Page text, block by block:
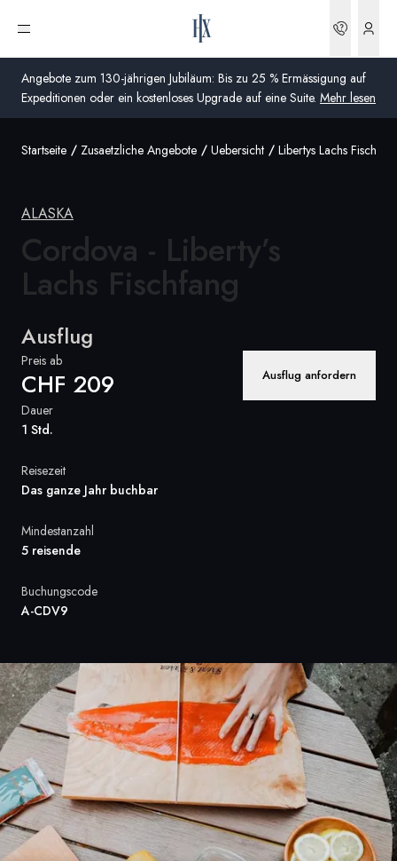
Angebote zum 130-jährigen Jubiläum: Bis zu 25 % Ermässigung auf
Expeditionen oder ein kostenloses Upgrade auf eine Suite. Mehr lesen
Menü öffnen
Schweiz
Vereinigtes Königreich (England, Schottland, Wales
und Nordirland)
USA
Deutschland
Schweiz
Dänemark
Norwegen
Global
Startseite Zusaetzliche Angebote Uebersicht Libertys Lachs
ALASKA
Cordova - Liberty’s
Lachs Fischfang
Ausflug
Preis ab
CHF 209 Ausflug anfordern
Dauer
1 Std.
Reisezeit
Das ganze Jahr buchbar
Mindestanzahl
5 reisende
Buchungscode
A-CDV9